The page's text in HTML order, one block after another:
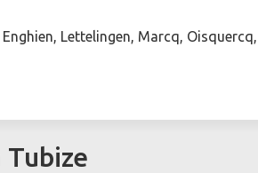
Lettelingen, Marcq,